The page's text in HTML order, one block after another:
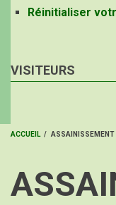
Réinitialiser
VISITEURS
D'ARIANE
ACCUEIL / ASSAINISSEMENT